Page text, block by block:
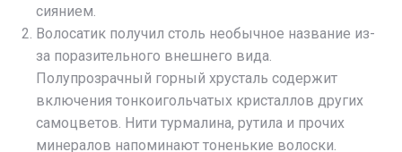
сиянием.
Волосатик получил столь необычное название из-
за поразительного внешнего вида.
Полупрозрачный горный хрусталь содержит
включения тонкоигольчатых кристаллов других
самоцветов. Нити турмалина, рутила и прочих
минералов напоминают тоненькие волоски.